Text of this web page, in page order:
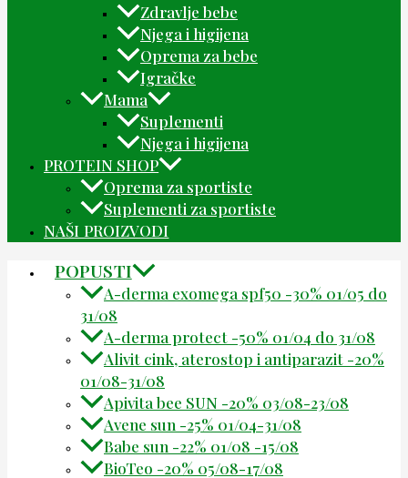
Zdravlje bebe
Njega i higijena
Oprema za bebe
Igračke
Mama
Suplementi
Njega i higijena
PROTEIN SHOP
Oprema za sportiste
Suplementi za sportiste
NAŠI PROIZVODI
POPUSTI
A-derma exomega spf50 -30% 01/05 do
31/08
A-derma protect -50% 01/04 do 31/08
Alivit cink, aterostop i antiparazit -20%
01/08-31/08
Apivita bee SUN -20% 03/08-23/08
Avene sun -25% 01/04-31/08
Babe sun -22% 01/08 -15/08
BioTeo -20% 05/08-17/08